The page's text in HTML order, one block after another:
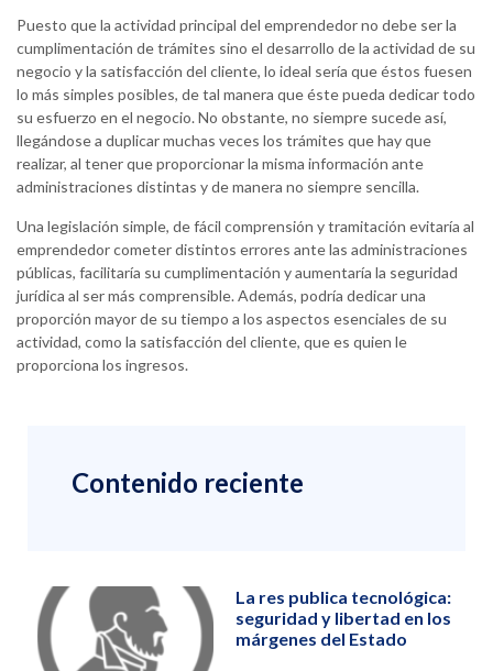
Puesto que la actividad principal del emprendedor no debe ser la
cumplimentación de trámites sino el desarrollo de la actividad de su
negocio y la satisfacción del cliente, lo ideal sería que éstos fuesen
lo más simples posibles, de tal manera que éste pueda dedicar todo
su esfuerzo en el negocio. No obstante, no siempre sucede así,
llegándose a duplicar muchas veces los trámites que hay que
realizar, al tener que proporcionar la misma información ante
administraciones distintas y de manera no siempre sencilla.
Una legislación simple, de fácil comprensión y tramitación evitaría al
emprendedor cometer distintos errores ante las administraciones
públicas, facilitaría su cumplimentación y aumentaría la seguridad
jurídica al ser más comprensible. Además, podría dedicar una
proporción mayor de su tiempo a los aspectos esenciales de su
actividad, como la satisfacción del cliente, que es quien le
proporciona los ingresos.
Contenido reciente
La res publica tecnológica:
seguridad y libertad en los
márgenes del Estado